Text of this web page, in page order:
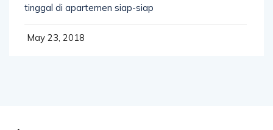
tinggal di apartemen siap-siap
May 23, 2018